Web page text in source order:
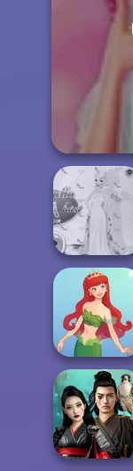
Princess Gala
Host
Cute Mermaid